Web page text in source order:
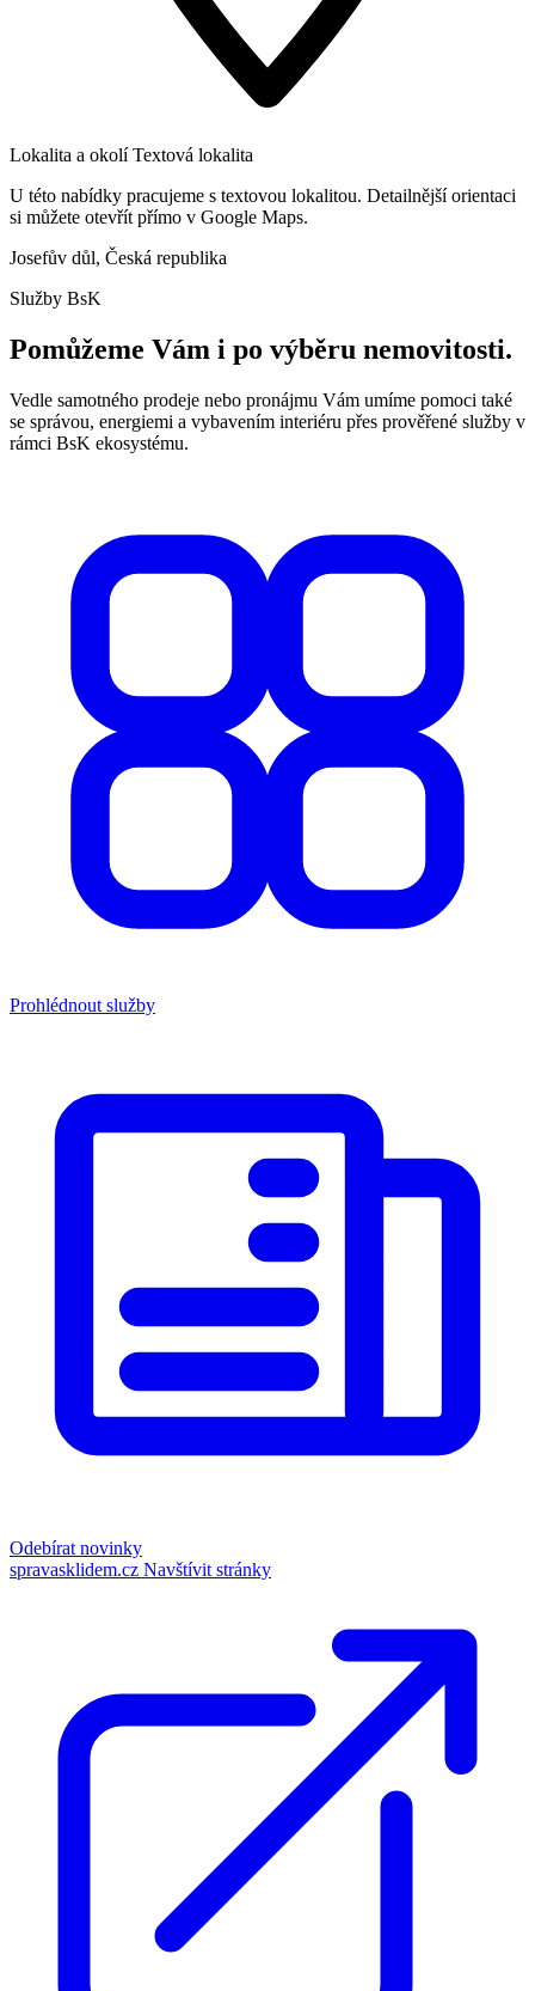
Lokalita a okolí Textová lokalita
U této nabídky pracujeme s textovou lokalitou. Detailnější orientaci
si můžete otevřít přímo v Google Maps.
Josefův důl, Česká republika
Služby BsK
Pomůžeme Vám i po výběru nemovitosti.
Vedle samotného prodeje nebo pronájmu Vám umíme pomoci také
se správou, energiemi a vybavením interiéru přes prověřené služby v
rámci BsK ekosystému.
Prohlédnout služby
Odebírat novinky
spravasklidem.cz Navštívit stránky